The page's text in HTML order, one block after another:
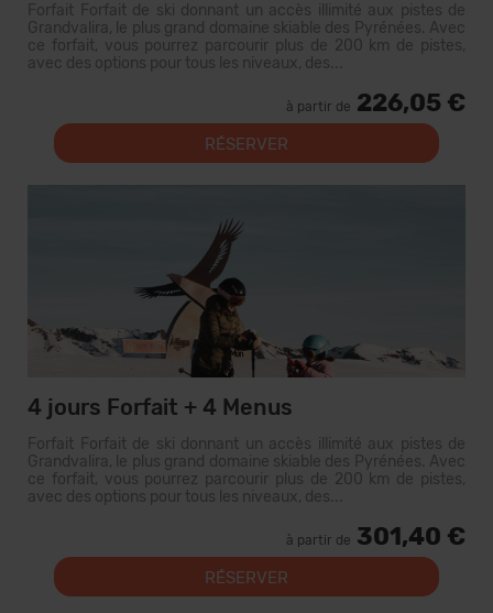
Forfait Forfait de ski donnant un accès illimité aux pistes de
Grandvalira, le plus grand domaine skiable des Pyrénées. Avec
ce forfait, vous pourrez parcourir plus de 200 km de pistes,
avec des options pour tous les niveaux, des...
à partir de 226,05 €
RÉSERVER
4 jours Forfait + 4 Menus
Forfait Forfait de ski donnant un accès illimité aux pistes de
Grandvalira, le plus grand domaine skiable des Pyrénées. Avec
ce forfait, vous pourrez parcourir plus de 200 km de pistes,
avec des options pour tous les niveaux, des...
à partir de 301,40 €
RÉSERVER